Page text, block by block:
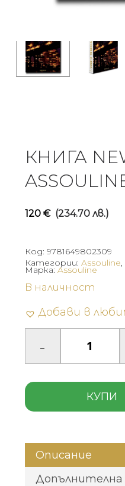
КНИГА
120 € (234.70 лв.)
Код: 9781649802309
Категории: Assouline,
В наличност
Добави в
КУПИ
Марка: Assouline
Описание